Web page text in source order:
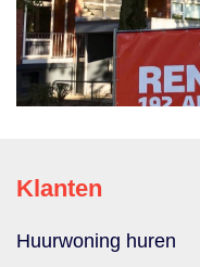
Klanten
Huurwoning huren